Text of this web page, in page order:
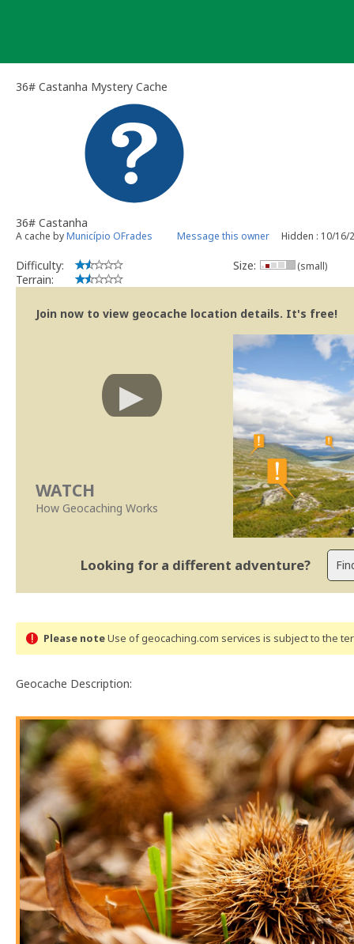
36# Castanha Mystery Cache
36# Castanha
A cache byMunicípio OFrades Message this owner Hidden : 10/16/
Difficulty:
Terrain:
Size: (small)
Join now to view geocache location details. It's free!
WATCH
How Geocaching Works
Looking for a different adventure?
Please noteUse of geocaching.com services is subject to the
Geocache Description: